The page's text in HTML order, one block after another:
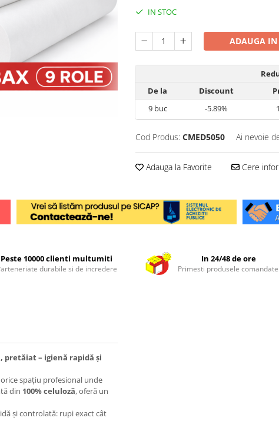
IN STOC
ADAUGA IN
De la
Discount
9buc -5.89%
Cod Produs: CMED5050 Ai nevoie
Adauga la Favorite Cere
Peste 10000 clienti multumiti
durabile si de incredere
In 24/48 de ore
Primesti produsele comandate!
pretăiat – igienă rapidă și
spațiu profesional unde
din 100% celuloză, oferă un
și controlată: rupi exact cât